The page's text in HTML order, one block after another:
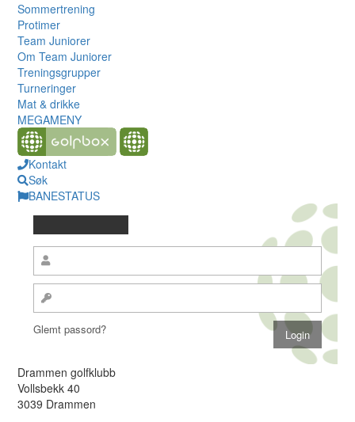
Sommertrening
Protimer
Team Juniorer
Om Team Juniorer
Treningsgrupper
Turneringer
Mat & drikke
MEGAMENY
Kontakt
Søk
BANESTATUS
Glemt passord?
Drammen golfklubb
Vollsbekk 40
3039 Drammen